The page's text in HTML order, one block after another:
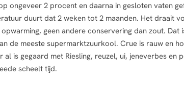
ongeveer 2 procent en daarna in gesloten vaten
duurt dat 2 weken tot 2 maanden. Het draait
geen andere conservering dan zout. Dat
de meeste supermarktzuurkool. Crue is rauw en
al is gegaard met Riesling, reuzel, ui, jeneverbes en
scheelt tijd.